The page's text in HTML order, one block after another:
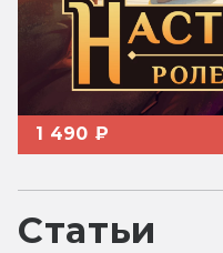
1 490 ₽
Статьи